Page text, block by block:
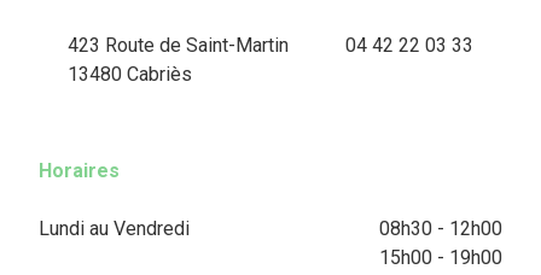
423 Route de Saint-Martin
13480 Cabriès
04 42 22 03 33
Horaires
Lundi au Vendredi
08h30 - 12h00
15h00 - 19h00